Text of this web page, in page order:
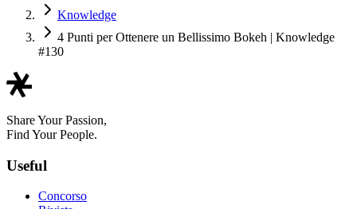
Knowledge
4 Punti per Ottenere un Bellissimo Bokeh | Knowledge
#130
Share Your Passion,
Find Your People.
Useful
Concorso